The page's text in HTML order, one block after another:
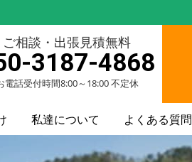
ご相談・出張見積無料
3187-4868
電話受付時間8:00～18:00 不定休
私達について よくある質問